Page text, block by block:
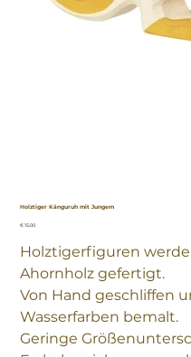
Holztiger Känguruh mit Jungem
Preis
€ 15,00
Holztigerfiguren
Ahornholz gefertigt.
Von Hand geschliffen
Wasserfarben bemalt.
Geringe